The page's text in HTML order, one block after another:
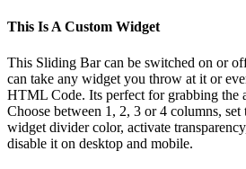
This Is A Custom Widget
This Sliding Bar can be switched on or
can take any widget you throw at it or
HTML Code. Its perfect for grabbing the
Choose between 1, 2, 3 or 4 columns,
widget divider color, activate
disable it on desktop and mobile.